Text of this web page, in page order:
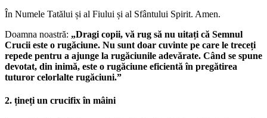
În Numele Tatălui și al Fiului și al Sfântului Spirit. Amen.
Doamna noastră: „Dragi copii, vă rug să nu uitați că Semnul
Crucii este o rugăciune. Nu sunt doar cuvinte pe care le treceți
repede pentru a ajunge la rugăciunile adevărate. Când se spune
devotat, din inimă, este o rugăciune eficientă în pregătirea
tuturor celorlalte rugăciuni.”
2. țineți un crucifix în mâini